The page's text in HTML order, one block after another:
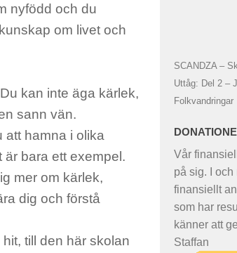
nyfödd och du
om livet och
kan inte äga kärlek,
sann vän.
att hamna i olika
är bara ett exempel.
mer om kärlek,
dig och förstå
till den här skolan
SCANDZA –
Uttåg: Del 2 –
Folkvandringar
Vår
på sig. I och
finansiellt
som har
känner att
Staffan